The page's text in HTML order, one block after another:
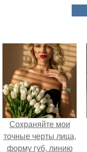
Сохраняйте мои
точные черты лица,
форму губ, линию